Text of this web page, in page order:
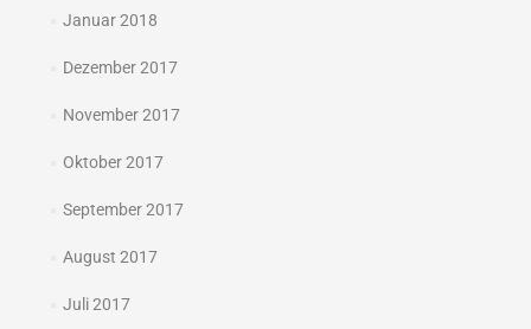
Januar 2018
Dezember 2017
November 2017
Oktober 2017
September 2017
August 2017
Juli 2017